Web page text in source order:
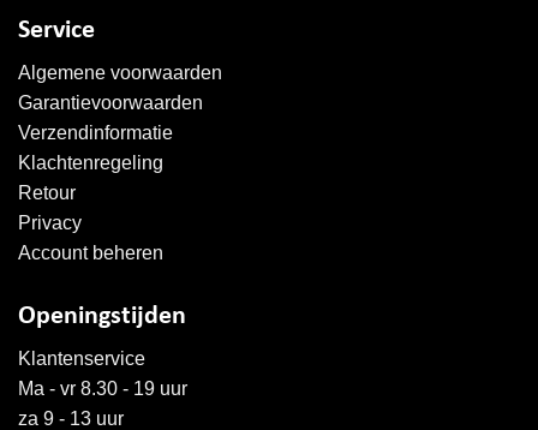
Service
Algemene voorwaarden
Garantievoorwaarden
Verzendinformatie
Klachtenregeling
Retour
Privacy
Account beheren
Openingstijden
Klantenservice
Ma - vr 8.30 - 19 uur
za 9 - 13 uur